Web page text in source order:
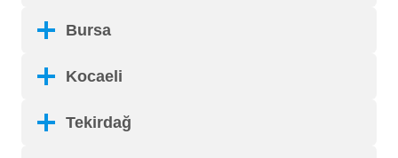
Bursa
Kocaeli
Tekirdağ